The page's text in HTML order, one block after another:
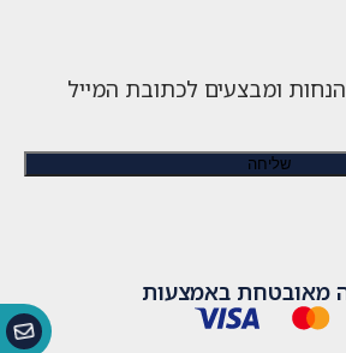
ומבצעים לכתובת המייל
מאובטחת באמצעות